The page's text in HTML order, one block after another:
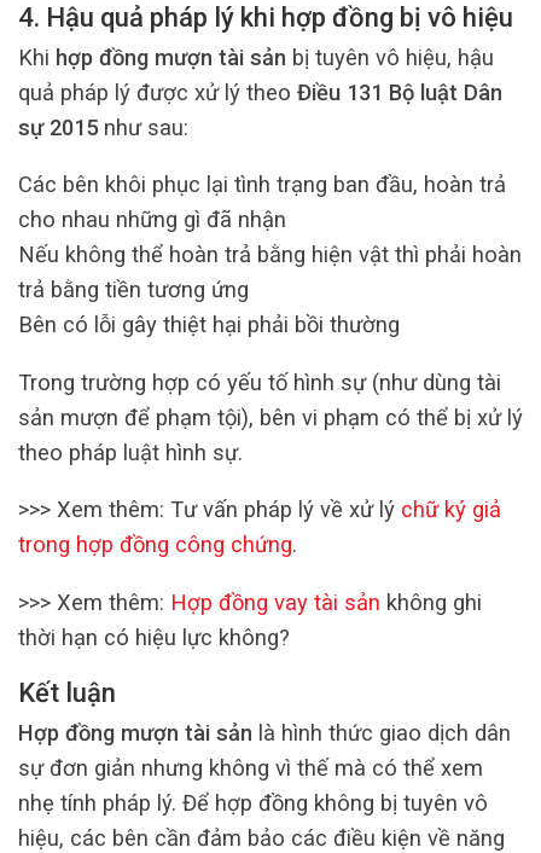
4. Hậu quả pháp lý khi hợp đồng bị vô hiệu
Khi hợp đồng mượn tài sản bị tuyên vô hiệu, hậu
quả pháp lý được xử lý theo Điều 131 Bộ luật Dân
sự 2015như sau:
Các bên khôi phục lại tình trạng ban đầu, hoàn trả
cho nhau những gì đã nhận
Nếu không thể hoàn trả bằng hiện vật thì phải hoàn
trả bằng tiền tương ứng
Bên có lỗi gây thiệt hại phải bồi thường
Trong trường hợp có yếu tố hình sự (như dùng tài
sản mượn để phạm tội), bên vi phạm có thể bị xử lý
theo pháp luật hình sự.
>>> Xem thêm: Tư vấn pháp lý về xử lý chữ ký giả
trong hợp đồng công chứng.
>>> Xem thêm: Hợp đồng vay tài sản không ghi
thời hạn có hiệu lực không?
Kết luận
Hợp đồng mượn tài sản là hình thức giao dịch dân
sự đơn giản nhưng không vì thế mà có thể xem
nhẹ tính pháp lý. Để hợp đồng không bị tuyên vô
hiệu, các bên cần đảm bảo các điều kiện về năng